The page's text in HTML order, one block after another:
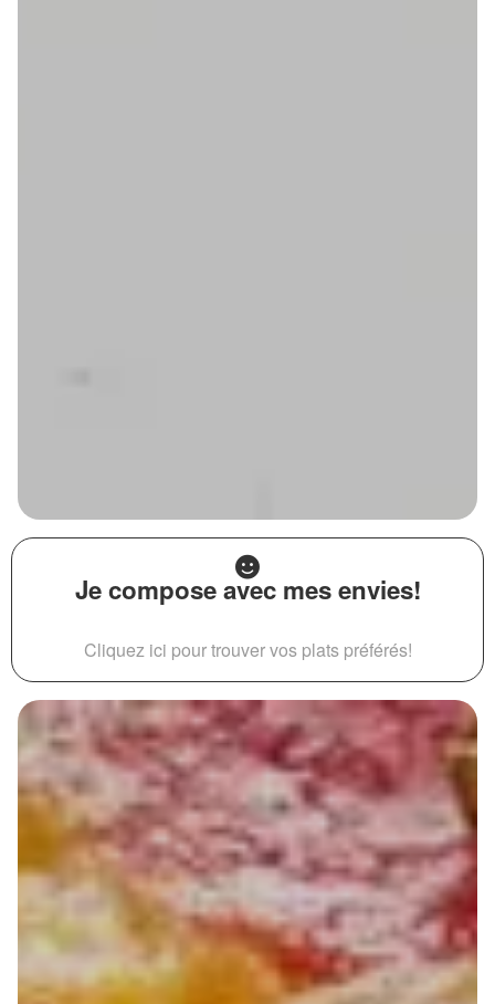
Je compose avec mes envies!
Cliquez ici pour trouver vos plats préférés!